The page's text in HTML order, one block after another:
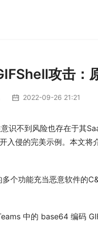
攻击：
2022-09-26 21:21
识不到风险也存在于其
侵的完美示例。本文将
个功能充当恶意软件的
中的 base64 编码